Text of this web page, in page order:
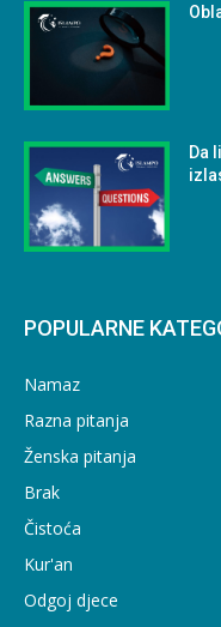
Da
POPULARNE
Namaz
Razna pitanja
Ženska pitanja
Brak
Čistoća
Kur'an
Odgoj djece